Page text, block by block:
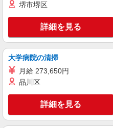
株式会社kotrio /●CB-H-1957371
誉田駅｜小
時給1600
千葉市緑
キープ
堺市堺区
詳細を見る
大学病院の清掃
月給 273,650円
品川区
詳細を見る